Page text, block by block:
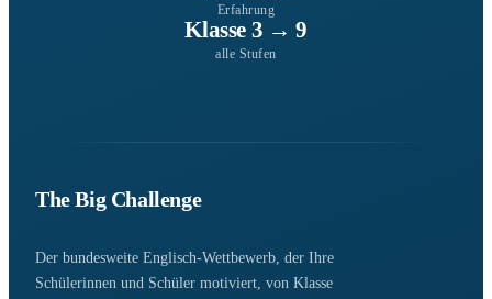
Erfahrung
Klasse 3 → 9
alle Stufen
The Big Challenge
Der bundesweite Englisch-Wettbewerb, der Ihre
Schülerinnen und Schüler motiviert, von Klasse